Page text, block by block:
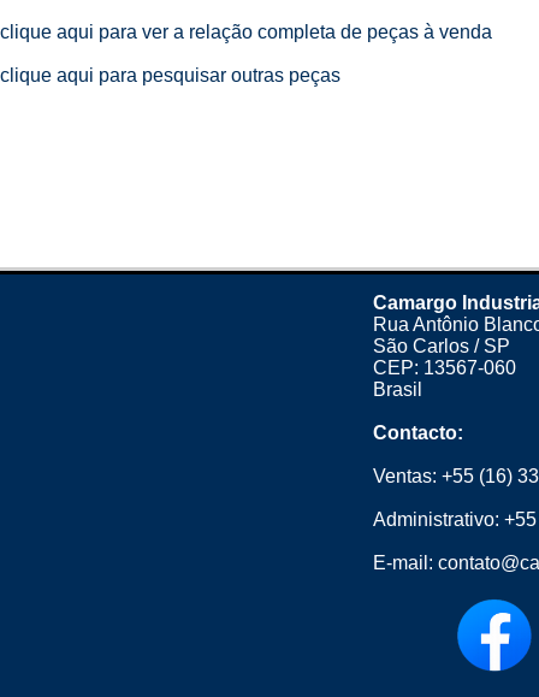
clique aqui para ver a relação completa de peças à venda
clique aqui para pesquisar outras peças
Camargo
Rua Antônio
São Carlos / SP
CEP: 13567-060
Brasil
Contacto:
Ventas: +55 (16)
Administrativo:
E-mail: